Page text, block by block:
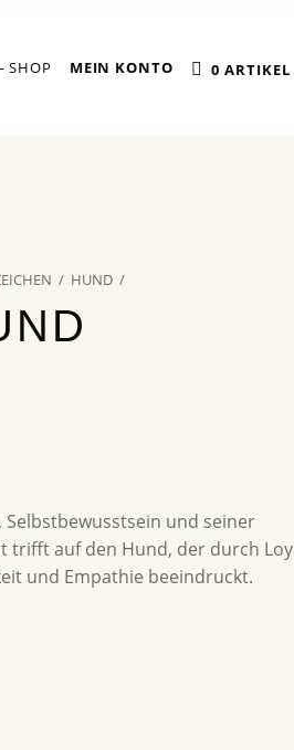
SHOP MEIN KONTO 0 ARTIKEL
/ HUND /
und seiner
trifft auf den Hund, der durch
und Empathie beeindruckt.